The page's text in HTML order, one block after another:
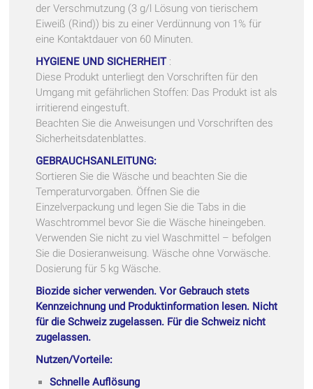
der Verschmutzung (3 g/l Lösung von tierischem
Eiweiß (Rind)) bis zu einer Verdünnung von 1% für
eine Kontaktdauer von 60 Minuten.
HYGIENE UND SICHERHEIT:
Diese Produkt unterliegt den Vorschriften für den
Umgang mit gefährlichen Stoffen: Das Produkt ist als
irritierend eingestuft.
Beachten Sie die Anweisungen und Vorschriften des
Sicherheitsdatenblattes.
GEBRAUCHSANLEITUNG:
Sortieren Sie die Wäsche und beachten Sie die
Temperaturvorgaben. Öffnen Sie die
Einzelverpackung und legen Sie die Tabs in die
Waschtrommel bevor Sie die Wäsche hineingeben.
Verwenden Sie nicht zu viel Waschmittel – befolgen
Sie die Dosieranweisung. Wäsche ohne Vorwäsche.
Dosierung für 5 kg Wäsche.
Biozide sicher verwenden. Vor Gebrauch stets
Kennzeichnung und Produktinformation lesen. Nicht
für die Schweiz zugelassen. Für die Schweiz nicht
zugelassen.
Nutzen/Vorteile:
Schnelle Auflösung